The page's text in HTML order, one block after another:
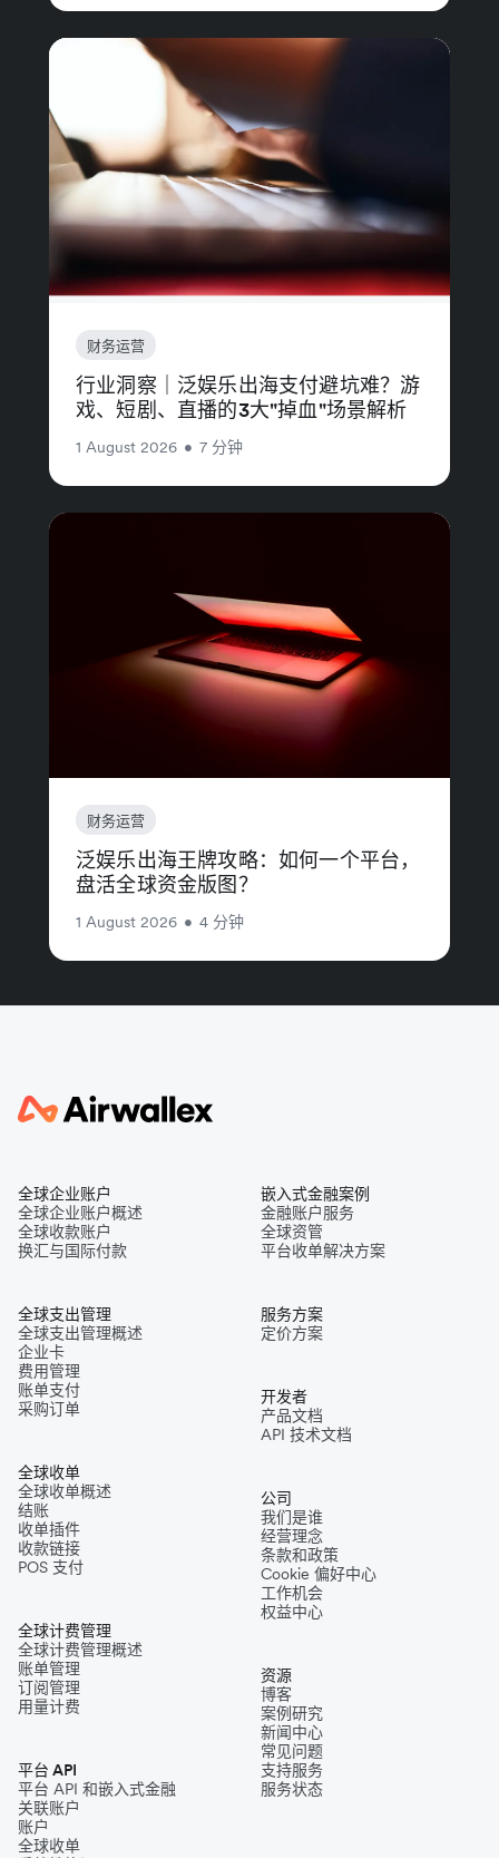
财务运营
行业洞察｜泛娱乐出海支付避坑难？游
戏、短剧、直播的3大"掉血"场景解析
1 August 2026 • 7 分钟
财务运营
泛娱乐出海王牌攻略：如何一个平台，
盘活全球资金版图？
1 August 2026 • 4 分钟
全球企业账户
全球企业账户概述
全球收款账户
换汇与国际付款
全球支出管理
全球支出管理概述
企业卡
费用管理
账单支付
采购订单
全球收单
全球收单概述
结账
收单插件
收款链接
POS 支付
全球计费管理
全球计费管理概述
账单管理
订阅管理
用量计费
平台 API
平台 API 和嵌入式金融
关联账户
账户
全球收单
嵌入式金融案例
金融账户服务
全球资管
平台收单解决方案
服务方案
定价方案
开发者
产品文档
API 技术文档
公司
我们是谁
经营理念
条款和政策
Cookie 偏好中心
工作机会
权益中心
资源
博客
案例研究
新闻中心
常见问题
支持服务
服务状态